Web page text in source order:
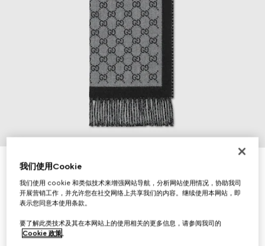
GG羊毛提花围巾
€ 430
相关款式黑色和灰色
我们使用Cookie
我们使用 cookie 和类似技术来增强网站导航，分析网站使用情况，协助我司
开展营销工作，并允许您在社交网络上共享我们的内容。继续使用本网站，即
表示您同意本使用条款。
要了解此类技术及其在本网站上的使用相关的更多信息，请参阅我司的
Cookie 政策。